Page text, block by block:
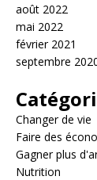
août 2022
mai 2022
février 2021
septembre
Changer de vie
Faire des
Gagner plus
Nutrition